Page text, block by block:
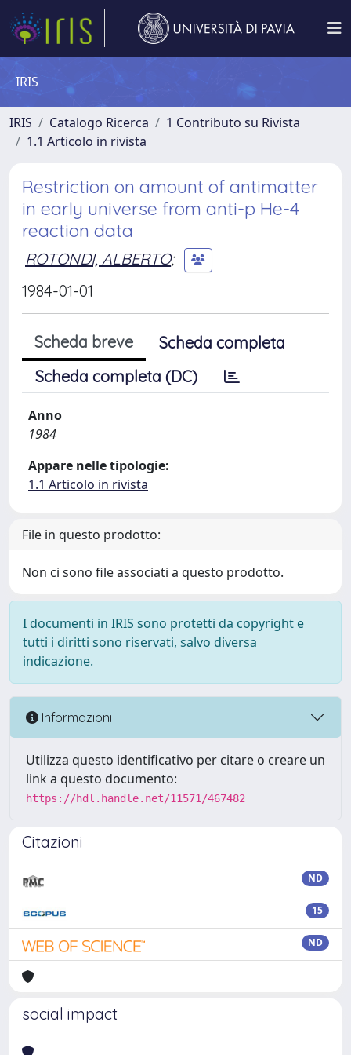
IRIS
IRIS Catalogo Ricerca
1 Contributo su Rivista
1.1 Articolo in rivista
Restriction on amount of antimatter
in early universe from anti-p He-4
reaction data
ROTONDI, ALBERTO;
1984-01-01
Scheda breve
Scheda completa
Scheda completa (DC)
Anno
1984
Appare nelle tipologie:
1.1 Articolo in rivista
File in questo prodotto:
Non ci sono file associati a questo prodotto.
I documenti in IRIS sono protetti da copyright e
tutti i diritti sono riservati, salvo diversa
indicazione.
Informazioni
Utilizza questo identificativo per citare o creare un
link a questo documento:
https://hdl.handle.net/11571/467482
Citazioni
ND
15
ND
social impact